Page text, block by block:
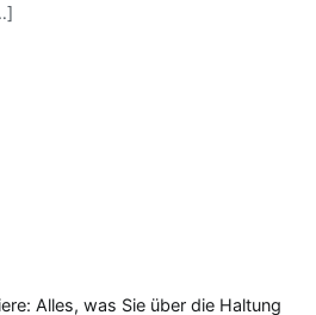
Alles, was Sie über die Haltung